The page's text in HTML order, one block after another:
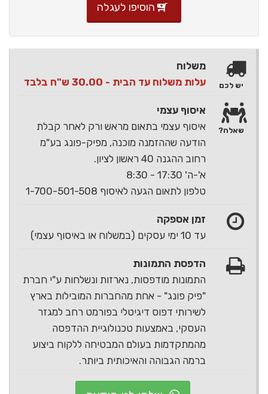
הוסיפו לעגלה
משלוח
עלות משלוח עד הבית - 30.00 ש"ח בלבד
איסוף עצמי
איסוף עצמי בתאום מראש ורק לאחר קבלת
הודעה שההזמנה מוכנה, מפיק-פונג בע"מ
רחוב ההגנה 40 ראשון לציון.
א'-ה' 17:30 - 8:30
טלפון לתאום הגעה לאיסוף 1-700-501-508
זמן אספקה
עד 10 ימי עסקים (במשלוח או באיסוף עצמי)
הדפסת התמונות
התמונות מודפסות, נארזות ונשלחות ע"י חברת
"פיק פונג" - אחת מהחברות המובילות בארץ
לשירותי דפוס דיגיטלי בפורמט רחב למגזר
העסקי, באמצעות טכנולוגיית ההדפסה
מהמתקדמות בעולם המבטיחה ללקוח ביצוע
ברמה הגבוהה והאיכותית ביותר.
יש לכם
שאלה?